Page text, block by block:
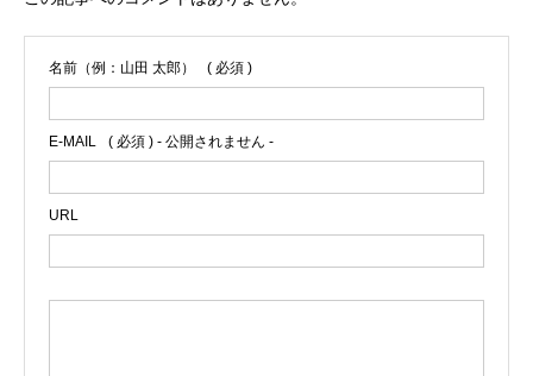
名前（例：山田 太郎） ( 必須 )
E-MAIL ( 必須 ) - 公開されません -
URL